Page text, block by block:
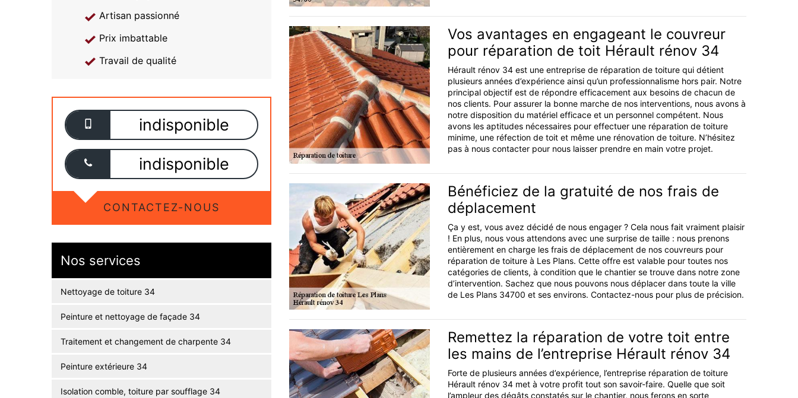
Artisan passionné
Prix imbattable
Travail de qualité
indisponible
indisponible
CONTACTEZ-NOUS
Nos services
Nettoyage de toiture 34
Peinture et nettoyage de façade 34
Traitement et changement de charpente 34
Peinture extérieure 34
Isolation comble, toiture par soufflage 34
Vos avantages en engageant le couvreur
pour réparation de toit Hérault rénov 34
Hérault rénov 34 est une entreprise de réparation de toiture qui détient
plusieurs années d’expérience ainsi qu’un professionnalisme hors pair. Notre
principal objectif est de répondre efficacement aux besoins de chacun de
nos clients. Pour assurer la bonne marche de nos interventions, nous avons à
notre disposition du matériel efficace et un personnel compétent. Nous
avons les aptitudes nécessaires pour effectuer une réparation de toiture
minime, une réfection de toit et même une rénovation de toiture. N’hésitez
pas à nous contacter pour nous laisser prendre en main votre projet.
Bénéficiez de la gratuité de nos frais de
déplacement
Ça y est, vous avez décidé de nous engager ? Cela nous fait vraiment plaisir
! En plus, nous vous attendons avec une surprise de taille : nous prenons
entièrement en charge les frais de déplacement de nos couvreurs pour
réparation de toiture à Les Plans. Cette offre est valable pour toutes nos
catégories de clients, à condition que le chantier se trouve dans notre zone
d’intervention. Sachez que nous pouvons nous déplacer dans toute la ville
de Les Plans 34700 et ses environs. Contactez-nous pour plus de précision.
Remettez la réparation de votre toit entre
les mains de l’entreprise Hérault rénov 34
Forte de plusieurs années d’expérience, l’entreprise réparation de toiture
Hérault rénov 34 met à votre profit tout son savoir-faire. Quelle que soit
l’ampleur des dégâts constatés sur le chantier, nous ferons en sorte